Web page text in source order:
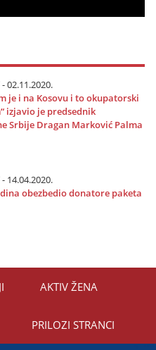
02.11.2020.
јe i na Kosovu i to okupatorski
izјavio јe predsednik
Srbiјe Dragan Marković Palma
14.04.2020.
obezbedio donatore paketa
AKTIV ŽENA
PRILOZI STRANCI